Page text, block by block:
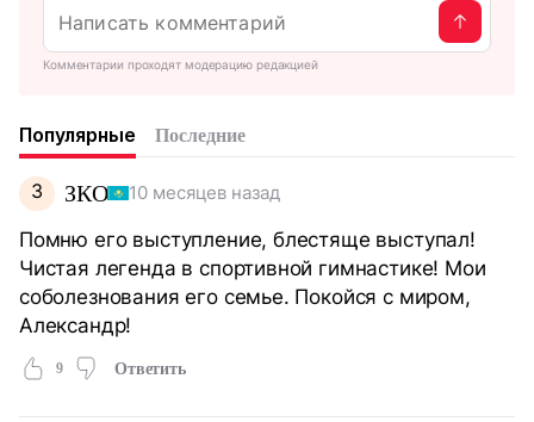
Комментарии проходят модерацию редакцией
Популярные Последние
З ЗКО 10 месяцев назад
Помню его выступление, блестяще выступал!
Чистая легенда в спортивной гимнастике! Мои
соболезнования его семье. Покойся с миром,
Александр!
9 Ответить